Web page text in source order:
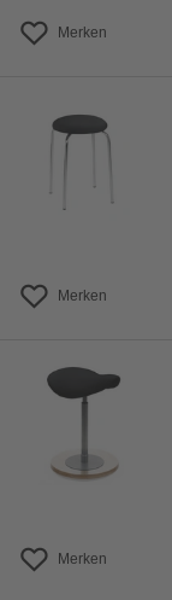
Merken
Merken
Merken